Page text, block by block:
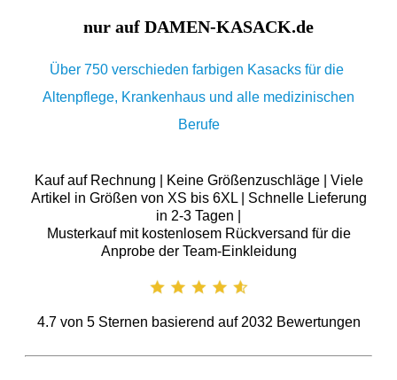
nur auf DAMEN-KASACK.de
Über 750 verschieden farbigen Kasacks für die
Altenpflege, Krankenhaus und alle medizinischen
Berufe
Kauf auf Rechnung | Keine Größenzuschläge | Viele
Artikel in Größen von XS bis 6XL | Schnelle Lieferung
in 2-3 Tagen |
Musterkauf mit kostenlosem Rückversand für die
Anprobe der Team-Einkleidung
4.7von 5Sternen basierend auf 2032 Bewertungen